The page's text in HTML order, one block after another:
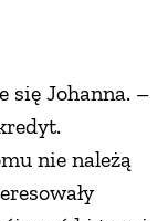
się Johanna. –
nie należą